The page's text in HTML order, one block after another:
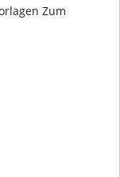
Zum